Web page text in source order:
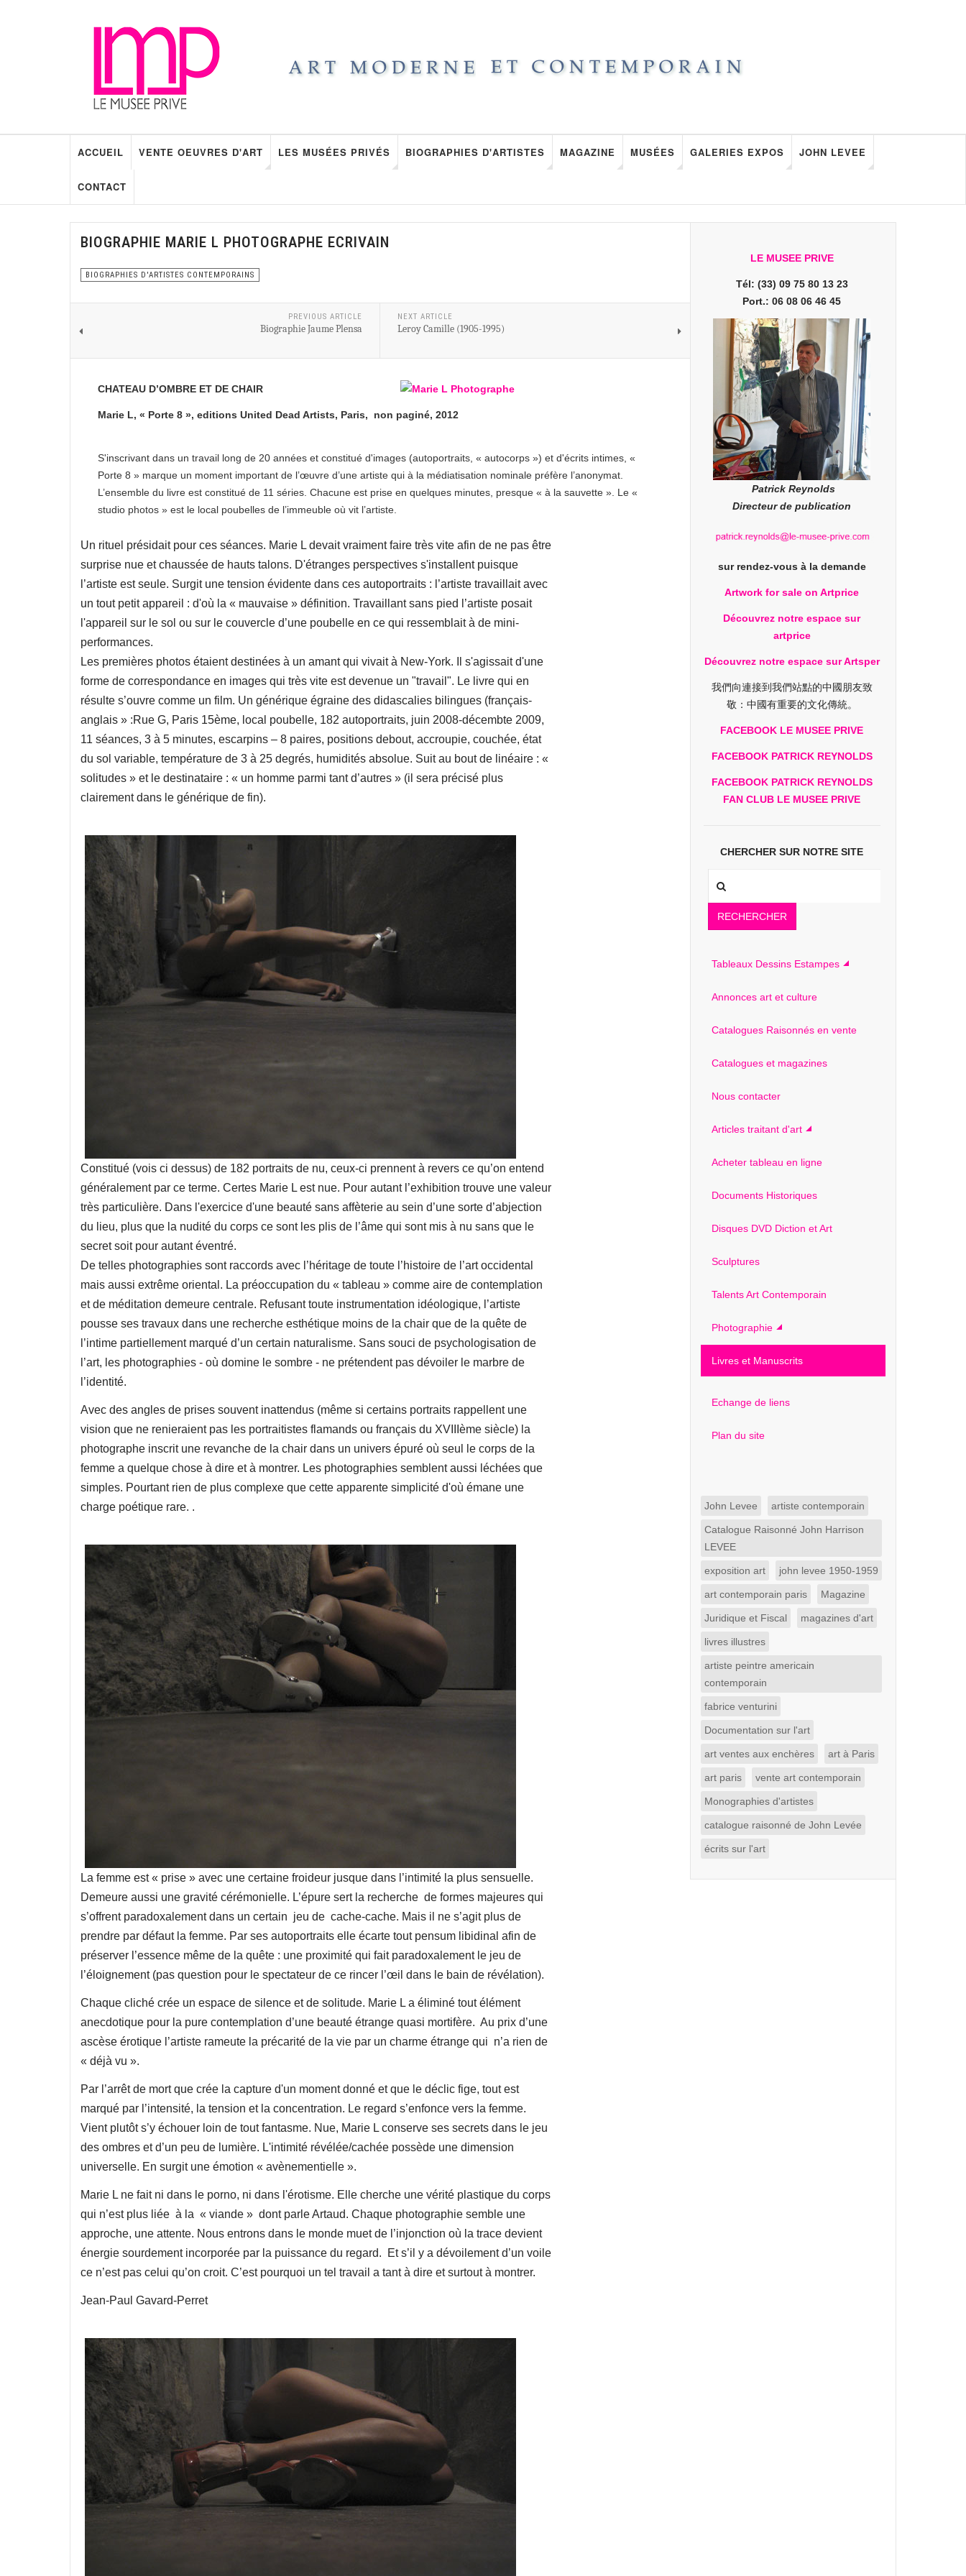
ACCUEIL VENTE OEUVRES D'ART LES MUSÉES PRIVÉS BIOGRAPHIES D'ARTISTES MAGAZINE MUSÉES GALERIES EXPOS JOHN LEVEE
CONTACT
BIOGRAPHIE MARIE L PHOTOGRAPHE ECRIVAIN
BIOGRAPHIES D'ARTISTES CONTEMPORAINS
PREVIOUS ARTICLE
Biographie Jaume Plensa
NEXT ARTICLE
Leroy Camille (1905-1995)
CHATEAU D’OMBRE ET DE CHAIR
Marie L, « Porte 8 », editions United Dead Artists, Paris, non paginé, 2012
S'inscrivant dans un travail long de 20 années et constitué d'images (autoportraits, « autocorps ») et d'écrits intimes, «
Porte 8 » marque un moment important de l’œuvre d’une artiste qui à la médiatisation nominale préfère l’anonymat.
L’ensemble du livre est constitué de 11 séries. Chacune est prise en quelques minutes, presque « à la sauvette ». Le «
studio photos » est le local poubelles de l’immeuble où vit l’artiste.
Un rituel présidait pour ces séances. Marie L devait vraiment faire très vite afin de ne pas être
surprise nue et chaussée de hauts talons. D'étranges perspectives s'installent puisque
l’artiste est seule. Surgit une tension évidente dans ces autoportraits : l’artiste travaillait avec
un tout petit appareil : d'où la « mauvaise » définition. Travaillant sans pied l’artiste posait
l'appareil sur le sol ou sur le couvercle d’une poubelle en ce qui ressemblait à de mini-
performances.
Les premières photos étaient destinées à un amant qui vivait à New-York. Il s'agissait d'une
forme de correspondance en images qui très vite est devenue un "travail". Le livre qui en
résulte s’ouvre comme un film. Un générique égraine des didascalies bilingues (français-
anglais » :Rue G, Paris 15ème, local poubelle, 182 autoportraits, juin 2008-décembte 2009,
11 séances, 3 à 5 minutes, escarpins – 8 paires, positions debout, accroupie, couchée, état
du sol variable, température de 3 à 25 degrés, humidités absolue. Suit au bout de linéaire : «
solitudes » et le destinataire : « un homme parmi tant d’autres » (il sera précisé plus
clairement dans le générique de fin).
Constitué (vois ci dessus) de 182 portraits de nu, ceux-ci prennent à revers ce qu’on entend
généralement par ce terme. Certes Marie L est nue. Pour autant l’exhibition trouve une valeur
très particulière. Dans l'exercice d'une beauté sans affèterie au sein d’une sorte d’abjection
du lieu, plus que la nudité du corps ce sont les plis de l’âme qui sont mis à nu sans que le
secret soit pour autant éventré.
De telles photographies sont raccords avec l’héritage de toute l’histoire de l’art occidental
mais aussi extrême oriental. La préoccupation du « tableau » comme aire de contemplation
et de méditation demeure centrale. Refusant toute instrumentation idéologique, l’artiste
pousse ses travaux dans une recherche esthétique moins de la chair que de la quête de
l’intime partiellement marqué d’un certain naturalisme. Sans souci de psychologisation de
l’art, les photographies - où domine le sombre - ne prétendent pas dévoiler le marbre de
l’identité.
Avec des angles de prises souvent inattendus (même si certains portraits rappellent une
vision que ne renieraient pas les portraitistes flamands ou français du XVIIIème siècle) la
photographe inscrit une revanche de la chair dans un univers épuré où seul le corps de la
femme a quelque chose à dire et à montrer. Les photographies semblent aussi léchées que
simples. Pourtant rien de plus complexe que cette apparente simplicité d'où émane une
charge poétique rare. .
La femme est « prise » avec une certaine froideur jusque dans l’intimité la plus sensuelle.
Demeure aussi une gravité cérémonielle. L’épure sert la recherche de formes majeures qui
s’offrent paradoxalement dans un certain jeu de cache-cache. Mais il ne s’agit plus de
prendre par défaut la femme. Par ses autoportraits elle écarte tout pensum libidinal afin de
préserver l’essence même de la quête : une proximité qui fait paradoxalement le jeu de
l’éloignement (pas question pour le spectateur de ce rincer l’œil dans le bain de révélation).
Chaque cliché crée un espace de silence et de solitude. Marie L a éliminé tout élément
anecdotique pour la pure contemplation d’une beauté étrange quasi mortifère. Au prix d’une
ascèse érotique l’artiste rameute la précarité de la vie par un charme étrange qui n’a rien de
« déjà vu ».
Par l’arrêt de mort que crée la capture d'un moment donné et que le déclic fige, tout est
marqué par l’intensité, la tension et la concentration. Le regard s’enfonce vers la femme.
Vient plutôt s’y échouer loin de tout fantasme. Nue, Marie L conserve ses secrets dans le jeu
des ombres et d’un peu de lumière. L'intimité révélée/cachée possède une dimension
universelle. En surgit une émotion « avènementielle ».
Marie L ne fait ni dans le porno, ni dans l'érotisme. Elle cherche une vérité plastique du corps
qui n’est plus liée à la « viande » dont parle Artaud. Chaque photographie semble une
approche, une attente. Nous entrons dans le monde muet de l’injonction où la trace devient
énergie sourdement incorporée par la puissance du regard. Et s’il y a dévoilement d’un voile
ce n’est pas celui qu’on croit. C’est pourquoi un tel travail a tant à dire et surtout à montrer.
Jean-Paul Gavard-Perret
LE MUSEE PRIVE
Tél: (33) 09 75 80 13 23
Port.: 06 08 06 46 45
Patrick Reynolds
Directeur de publication
sur rendez-vous à la demande
Artwork for sale on Artprice
Découvrez notre espace sur
artprice
Découvrez notre espace sur Artsper
我們向連接到我們站點的中國朋友致
敬：中國有重要的文化傳統。
FACEBOOK LE MUSEE PRIVE
FACEBOOK PATRICK REYNOLDS
FACEBOOK PATRICK REYNOLDS
FAN CLUB LE MUSEE PRIVE
CHERCHER SUR NOTRE SITE
RECHERCHER
Tableaux Dessins Estampes
Annonces art et culture
Catalogues Raisonnés en vente
Catalogues et magazines
Nous contacter
Articles traitant d'art
Acheter tableau en ligne
Documents Historiques
Disques DVD Diction et Art
Sculptures
Talents Art Contemporain
Photographie
Livres et Manuscrits
Echange de liens
Plan du site
John Levee artiste contemporain
Catalogue Raisonné John Harrison
LEVEE
exposition art john levee 1950-1959
art contemporain paris Magazine
Juridique et Fiscal magazines d'art
livres illustres
artiste peintre americain
contemporain
fabrice venturini
Documentation sur l'art
art ventes aux enchères art à Paris
art paris vente art contemporain
Monographies d'artistes
catalogue raisonné de John Levée
écrits sur l'art